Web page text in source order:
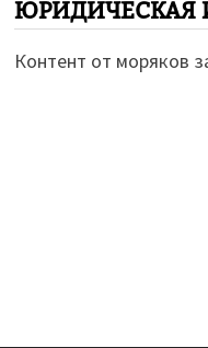
Контент от моряков